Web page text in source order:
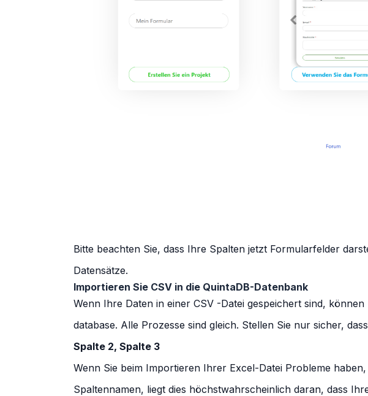
Bitte beachten Sie, dass Ihre Spalten jetzt Formularfelder
Datensätze.
Importieren Sie CSV in die QuintaDB-Datenbank
Wenn Ihre Daten in einer CSV -Datei gespeichert sind,
database. Alle Prozesse sind gleich. Stellen Sie nur sicher,
Spalte 2, Spalte 3
Wenn Sie beim Importieren Ihrer Excel-Datei Probleme
Spaltennamen, liegt dies höchstwahrscheinlich daran, dass